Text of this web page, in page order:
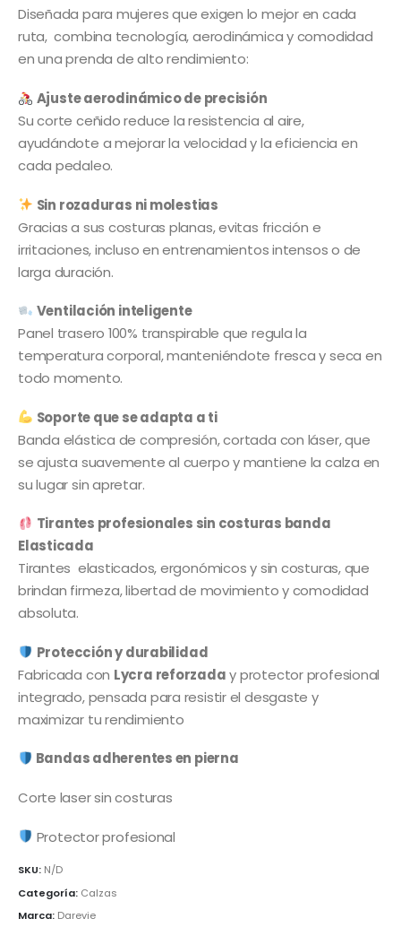
Diseñada para mujeres que exigen lo mejor en cada
ruta, combina tecnología, aerodinámica y comodidad
en una prenda de alto rendimiento:
Ajuste aerodinámico de precisión
Su corte ceñido reduce la resistencia al aire,
ayudándote a mejorar la velocidad y la eficiencia en
cada pedaleo.
Sin rozaduras ni molestias
Gracias a sus costuras planas, evitas fricción e
irritaciones, incluso en entrenamientos intensos o de
larga duración.
Ventilación inteligente
Panel trasero 100% transpirable que regula la
temperatura corporal, manteniéndote fresca y seca en
todo momento.
Soporte que se adapta a ti
Banda elástica de compresión, cortada con láser, que
se ajusta suavemente al cuerpo y mantiene la calza en
su lugar sin apretar.
Tirantes profesionales sin costuras banda
Elasticada
Tirantes elasticados, ergonómicos y sin costuras, que
brindan firmeza, libertad de movimiento y comodidad
absoluta.
Protección y durabilidad
Fabricada con Lycra reforzaday protector profesional
integrado, pensada para resistir el desgaste y
maximizar tu rendimiento
Bandas adherentes en pierna
Corte laser sin costuras
Protector profesional
SKU: N/D
Categoría: Calzas
Marca: Darevie